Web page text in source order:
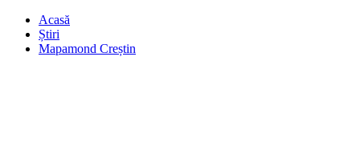
Acasă
Știri
Mapamond Creștin